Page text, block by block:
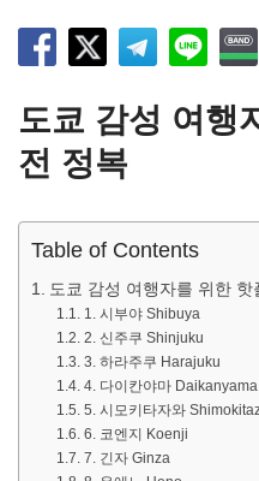
도쿄 감성 여행
전 정복
Table of Contents
도쿄 감성 여행자를 위한 핫
1. 시부야 Shibuya
2. 신주쿠 Shinjuku
3. 하라주쿠 Harajuku
4. 다이칸야마 Daikanyama
5. 시모키타자와
6. 코엔지 Koenji
7. 긴자 Ginza